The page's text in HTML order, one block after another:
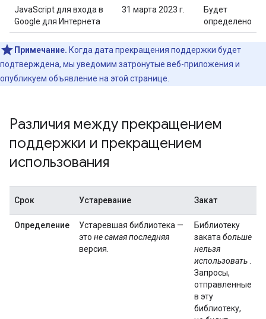
JavaScript для входа в
Google для Интернета
31 марта 2023 г.
Будет
определено
Примечание. Когда дата прекращения поддержки будет
подтверждена, мы уведомим затронутые веб-приложения и
опубликуем объявление на этой странице.
Различия между прекращением
поддержки и прекращением
использования
Срок Устаревание Закат
Определение
Устаревшая библиотека —
это не самая последняя
версия.
Библиотеку
заката больше
нельзя
использовать
Запросы,
отправленные
в эту
библиотеку,